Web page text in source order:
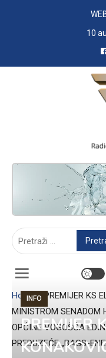
10
Home»
PREMIJER KS
MINISTROM SENADOM
OPĆINE VOGOŠĆA
PREDUZEĆE „BAGS-
INFO
PREMIJER